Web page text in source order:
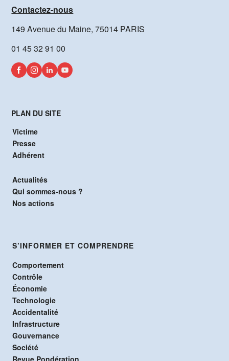
Contactez-nous
149 Avenue du Maine, 75014 PARIS
01 45 32 91 00
PLAN DU SITE
Victime
Presse
Adhérent
Actualités
Qui sommes-nous ?
Nos actions
S’INFORMER ET COMPRENDRE
Comportement
Contrôle
Économie
Technologie
Accidentalité
Infrastructure
Gouvernance
Société
Revue Pondération